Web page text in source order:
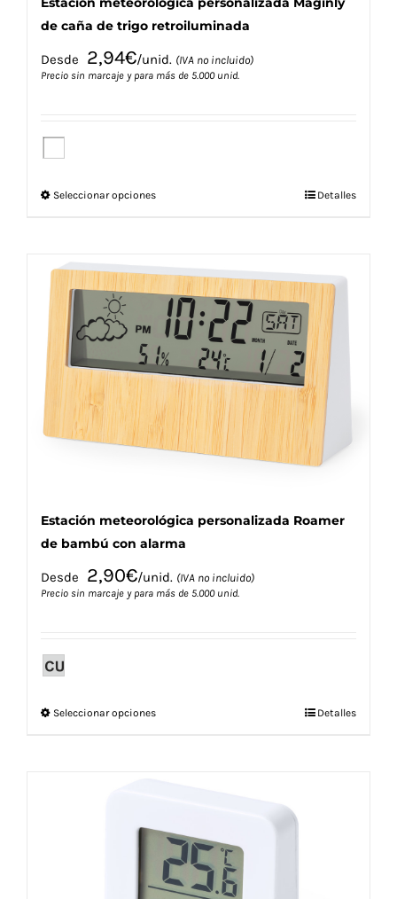
de caña de trigo retroiluminada
Desde 2,94€/unid. (IVA no incluido)
Precio sin marcaje y para más de 5.000 unid.
Seleccionar opcionesEste
variantes.
Las
opciones
se
pueden
elegir
la
página
de
Detalles
Estación meteorológica personalizada Roamer
de bambú con alarma
Desde 2,90€/unid. (IVA no incluido)
Precio sin marcaje y para más de 5.000 unid.
Seleccionar opcionesEste
opciones
pueden
elegir
Detalles